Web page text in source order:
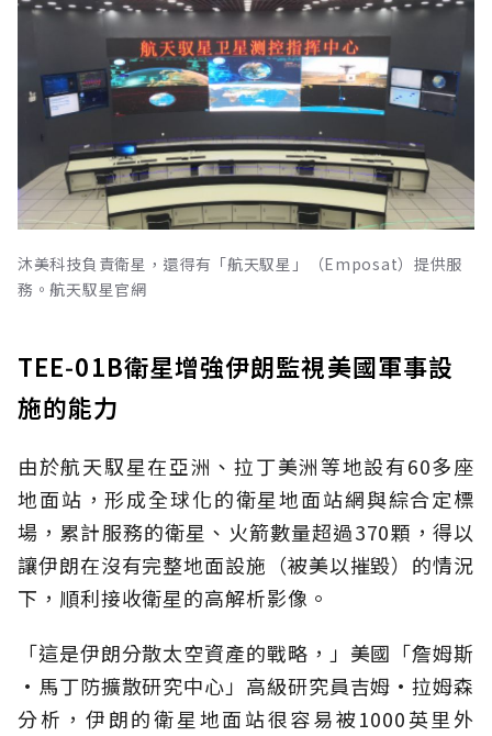
沐美科技負責衛星，還得有「航天馭星」（Emposat）提供服
務。航天馭星官網
TEE‑01B衛星增強伊朗監視美國軍事設
施的能力
由於航天馭星在亞洲、拉丁美洲等地設有60多座
地面站，形成全球化的衛星地面站網與綜合定標
場，累計服務的衛星、火箭數量超過370顆，得以
讓伊朗在沒有完整地面設施（被美以摧毀）的情況
下，順利接收衛星的高解析影像。
「這是伊朗分散太空資產的戰略，」美國「詹姆斯
·馬丁防擴散研究中心」高級研究員吉姆·拉姆森
分析，伊朗的衛星地面站很容易被1000英里外